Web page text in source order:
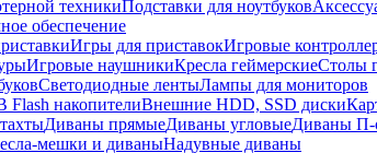
техникиПодставки для ноутбуков
обеспечение
Игры для приставокИгровые
Игровые наушникиКресла геймерскиеСтолы
Светодиодные лентыЛампы для мониторов
Flash накопителиВнешние HDD, SSD диски
Диваны прямыеДиваны угловыеДиваны П-
мешки и диваныНадувные диваны